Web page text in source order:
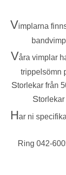
Vimplarna
Våra vimplar
trippelsömn
Storlekar från
Storlekar
Har ni
Ring 042-